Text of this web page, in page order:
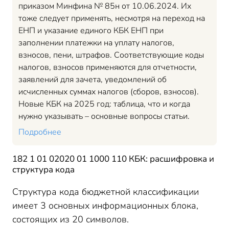
приказом Минфина № 85н от 10.06.2024. Их
тоже следует применять, несмотря на переход на
ЕНП и указание единого КБК ЕНП при
заполнении платежки на уплату налогов,
взносов, пени, штрафов. Соответствующие коды
налогов, взносов применяются для отчетности,
заявлений для зачета, уведомлений об
исчисленных суммах налогов (сборов, взносов).
Новые КБК на 2025 год: таблица, что и когда
нужно указывать – основные вопросы статьи.
Подробнее
182 1 01 02020 01 1000 110 КБК: расшифровка и
структура кода
Структура кода бюджетной классификации
имеет 3 основных информационных блока,
состоящих из 20 символов.